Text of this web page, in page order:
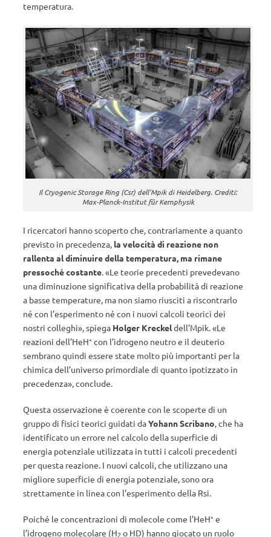
temperatura.
Il Cryogenic Storage Ring (Csr) dell’Mpik di Heidelberg. Crediti:
Max-Planck-Institut für Kernphysik
I ricercatori hanno scoperto che, contrariamente a quanto
previsto in precedenza, la velocità di reazione non
rallenta al diminuire della temperatura, ma rimane
pressoché costante . «Le teorie precedenti prevedevano
una diminuzione significativa della probabilità di reazione
a basse temperature, ma non siamo riusciti a riscontrarlo
né con l’esperimento né con i nuovi calcoli teorici dei
nostri colleghi», spiega Holger Kreckeldell’Mpik. «Le
reazioni dell’HeH⁺ con l’idrogeno neutro e il deuterio
sembrano quindi essere state molto più importanti per la
chimica dell’universo primordiale di quanto ipotizzato in
precedenza», conclude.
Questa osservazione è coerente con le scoperte di un
gruppo di fisici teorici guidati daYohann Scribano , che ha
identificato un errore nel calcolo della superficie di
energia potenziale utilizzata in tutti i calcoli precedenti
per questa reazione. I nuovi calcoli, che utilizzano una
migliore superficie di energia potenziale, sono ora
strettamente in linea con l’esperimento della Rsi.
Poiché le concentrazioni di molecole come l’HeH⁺ e
l’idrogeno molecolare (H2 o HD) hanno giocato un ruolo